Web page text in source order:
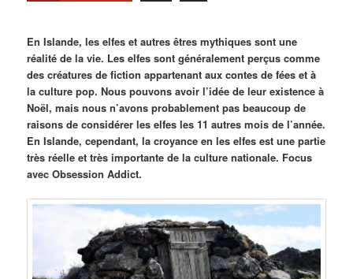
En Islande, les elfes et autres êtres mythiques sont une
réalité de la vie. Les elfes sont généralement perçus comme
des créatures de fiction appartenant aux contes de fées et à
la culture pop. Nous pouvons avoir l’idée de leur existence à
Noël, mais nous n’avons probablement pas beaucoup de
raisons de considérer les elfes les 11 autres mois de l’année.
En Islande, cependant, la croyance en les elfes est une partie
très réelle et très importante de la culture nationale. Focus
avec Obsession Addict.